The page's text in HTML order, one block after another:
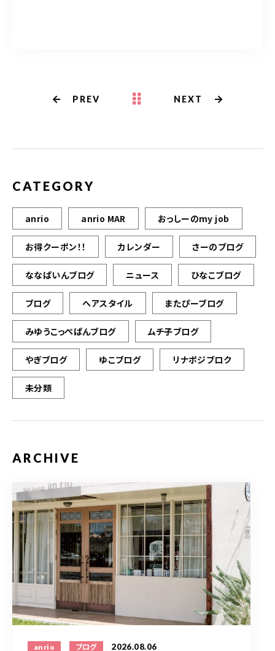
PREV NEXT
CATEGORY
anrio anrio MAR おっしーのmy job
お得クーポン！！ カレンダー さーのブログ
ななぱいんブログ ニュース ひなこブログ
ブログ ヘアスタイル またぴーブログ
みゆうこっぺぱんブログ ムチ子ブログ
やぎブログ ゆこブログ リナポジブロク
未分類
ARCHIVE
anrio ブログ 2026.08.06